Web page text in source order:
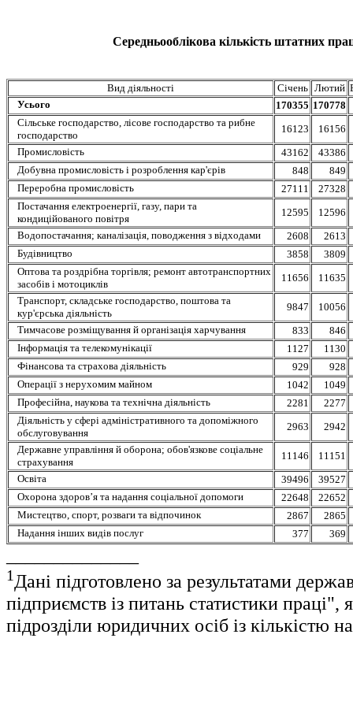
Середньооблікова кількість штатних
Вид діяльності Січень Лютий
Усього
170355 170778
Сільське господарство, лісове господарство та рибне
господарство
16123
16156
Промисловість
43162
43386
Добувна промисловість і розроблення кар'єрів
848
849
Переробна промисловість
27111
27328
Постачання електроенергії, газу, пари та
кондиційованого повітря
12595
12596
Водопостачання; каналізація, поводження з відходами
2608
2613
Будівництво
3858
3809
Оптова та роздрібна торгівля; ремонт автотранспортних
засобів і мотоциклів
11656
11635
Транспорт, складське господарство, поштова та
кур'єрська діяльність
9847
10056
Тимчасове розміщування й організація харчування
833
846
Інформація та телекомунікації
1127
1130
Фінансова та страхова діяльність
929
928
Операції з нерухомим майном
1042
1049
Професійна, наукова та технічна діяльність
2281
2277
Діяльність у сфері адміністративного та допоміжного
обслуговування
2963
2942
Державне управління й оборона; обов'язкове соціальне
страхування
11146
11151
Освіта
39496
39527
Охорона здоров’я та надання соціальної допомоги
22648
22652
Мистецтво, спорт, розваги та відпочинок
2867
2865
Надання інших видів послуг
377 369
1Дані підготовлено за результатами
підприємств із питань статистики
підрозділи юридичних осіб із кількістю